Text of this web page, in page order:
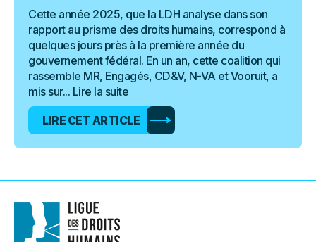
Cette année 2025, que la LDH analyse dans son
rapport au prisme des droits humains, correspond à
quelques jours près à la première année du
gouvernement fédéral. En un an, cette coalition qui
rassemble MR, Engagés, CD&V, N-VA et Vooruit, a
mis sur... Lire la suite
LIRE CET ARTICLE